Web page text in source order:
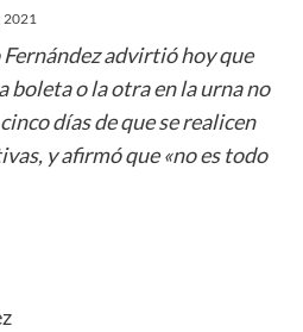
2021
advirtió hoy que
boleta o la otra en la urna no
días de que se realicen
y afirmó que «no es todo